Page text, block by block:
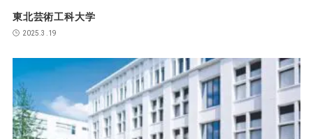
東北芸術工科大学
2025.3.19